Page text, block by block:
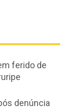
ferido de
denúncia